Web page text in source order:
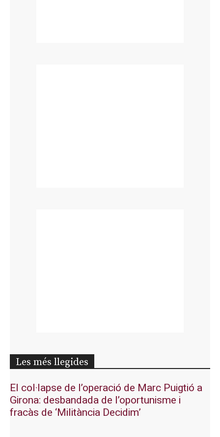
Les més llegides
El col·lapse de l’operació de Marc Puigtió a
Girona: desbandada de l’oportunisme i
fracàs de ‘Militància Decidim’